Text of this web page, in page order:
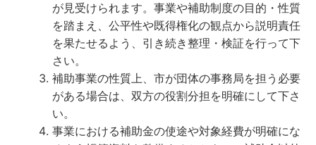
が見受けられます。事業や補助制度の目的・性質
を踏まえ、公平性や既得権化の観点から説明責任
を果たせるよう、引き続き整理・検証を行って下
さい。
補助事業の性質上、市が団体の事務局を担う必要
がある場合は、双方の役割分担を明確にして下さ
い。
事業における補助金の使途や対象経費が明確にな